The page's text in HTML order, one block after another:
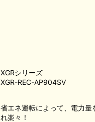
省エネ運転によって、電力量
れ楽々！
XGRシリーズ
XGR-REC-AP904SV